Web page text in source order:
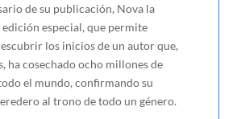
de su publicación, Nova la
edición especial, que permite
los inicios de un autor que,
ha cosechado ocho millones de
el mundo, confirmando su
al trono de todo un género.